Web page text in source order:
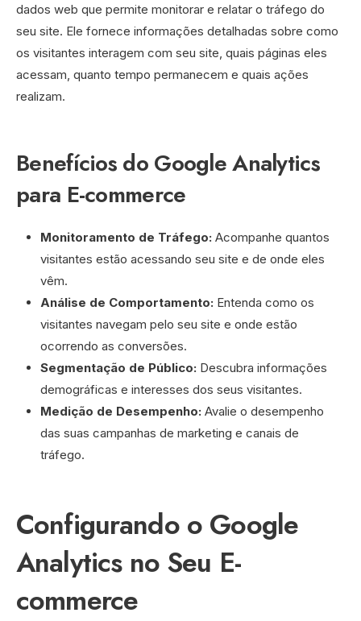
dados web que permite monitorar e relatar o tráfego do
seu site. Ele fornece informações detalhadas sobre como
os visitantes interagem com seu site, quais páginas eles
acessam, quanto tempo permanecem e quais ações
realizam.
Benefícios do Google Analytics
para E-commerce
Monitoramento de Tráfego: Acompanhe quantos
visitantes estão acessando seu site e de onde eles
vêm.
Análise de Comportamento: Entenda como os
visitantes navegam pelo seu site e onde estão
ocorrendo as conversões.
Segmentação de Público: Descubra informações
demográficas e interesses dos seus visitantes.
Medição de Desempenho: Avalie o desempenho
das suas campanhas de marketing e canais de
tráfego.
Configurando o Google
Analytics no Seu E-
commerce